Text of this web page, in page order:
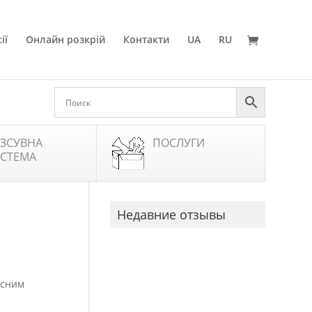
Онлайн розкрій Контакти UA RU
ПОСЛУГИ
Недавние отзывы